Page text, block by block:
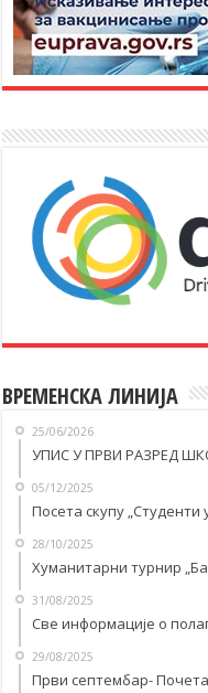
ВРЕМЕНСКА ЛИНИЈА
25/06/2026
УПИС У ПРВИ РАЗРЕД
05/12/2025
Посета скупу „Студенти
28/10/2025
Хуманитарни турнир
31/08/2025
Све информације о
29/08/2025
Први септембар-